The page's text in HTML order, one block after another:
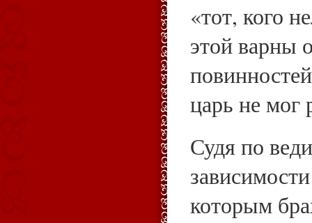
«тот, кого
этой варны
царь не мог
Судя по
которым